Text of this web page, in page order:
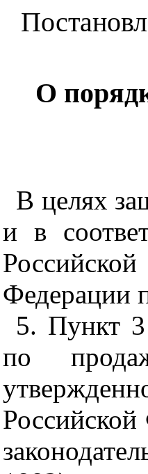
О
В целях
и в
Федерации
5. Пункт 3
по